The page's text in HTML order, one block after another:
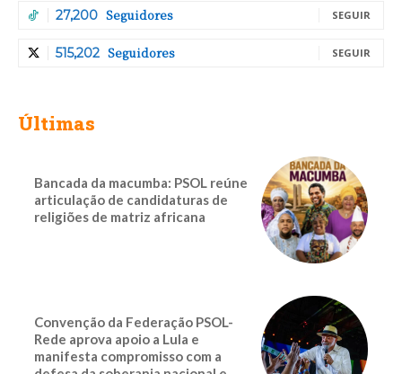
27,200 Seguidores SEGUIR
515,202 Seguidores SEGUIR
Últimas
Bancada da macumba: PSOL reúne
articulação de candidaturas de
religiões de matriz africana
Convenção da Federação PSOL-
Rede aprova apoio a Lula e
manifesta compromisso com a